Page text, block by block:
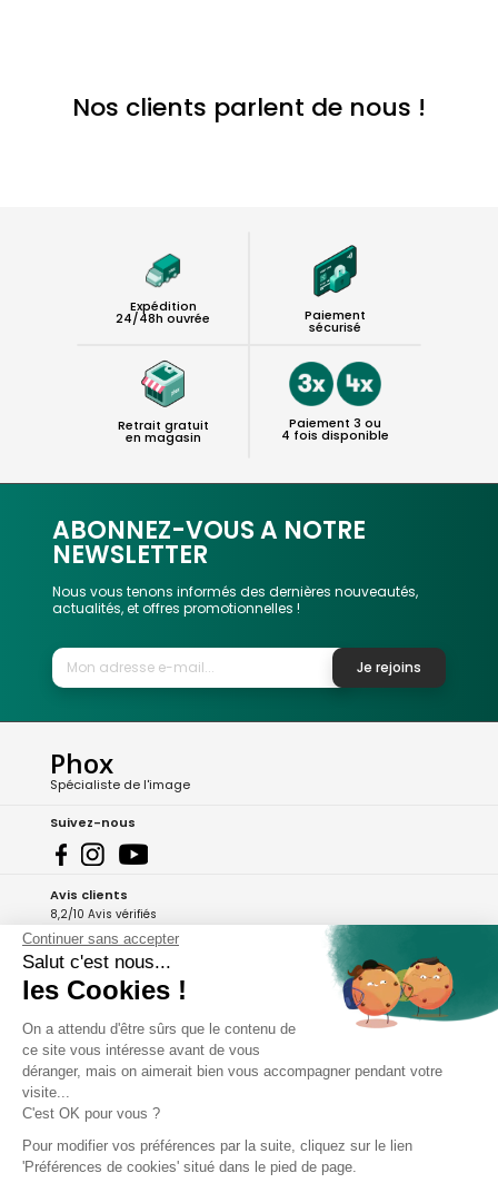
Nos clients parlent de nous !
Expédition
24/48h ouvrée Paiement
sécurisé
Retrait gratuit
en magasin
Paiement 3 ou
4 fois disponible
ABONNEZ-VOUS A NOTRE
NEWSLETTER
Nous vous tenons informés des dernières nouveautés,
actualités, et offres promotionnelles !
Je rejoins
Phox
Spécialiste de l'image
Suivez-nous
Avis clients
8,2/10 Avis vérifiés
L'Appli Phox
A propos de Phox
Services et garanties
Continuer sans accepter
Salut c'est nous...
les Cookies !
On a attendu d'être sûrs que le contenu de
ce site vous intéresse avant de vous
déranger, mais on aimerait bien vous accompagner pendant votre
visite...
C'est OK pour vous ?
Pour modifier vos préférences par la suite, cliquez sur le lien
'Préférences de cookies' situé dans le pied de page.